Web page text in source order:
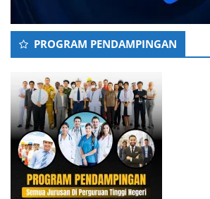
PROGRAM PENDAMPINGAN